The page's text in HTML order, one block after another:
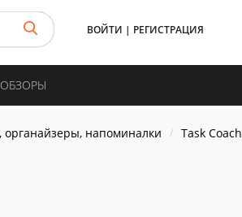
ВОЙТИ | РЕГИСТРАЦИЯ
органайзеры, напоминалки Task Coach